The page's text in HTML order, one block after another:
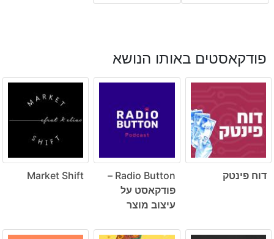
פודקאסטים באותו הנושא
דוח פינטק
Radio Button –
פודקאסט על
עיצוב מוצר
Market Shift